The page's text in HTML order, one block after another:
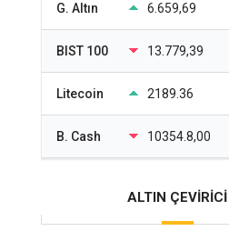
G. Altın 6.659,69
BIST 100 13.779,39
Litecoin 2189.36
B. Cash 10354.8,00
ALTIN ÇEVİRİCİ